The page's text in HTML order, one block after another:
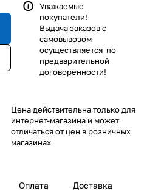
Уважаемые
покупатели!
Выдача заказов с
самовывозом
осуществляется по
предварительной
договоренности!
Цена действительна только для
интернет-магазина и может
отличаться от цен в розничных
магазинах
Оплата Доставка